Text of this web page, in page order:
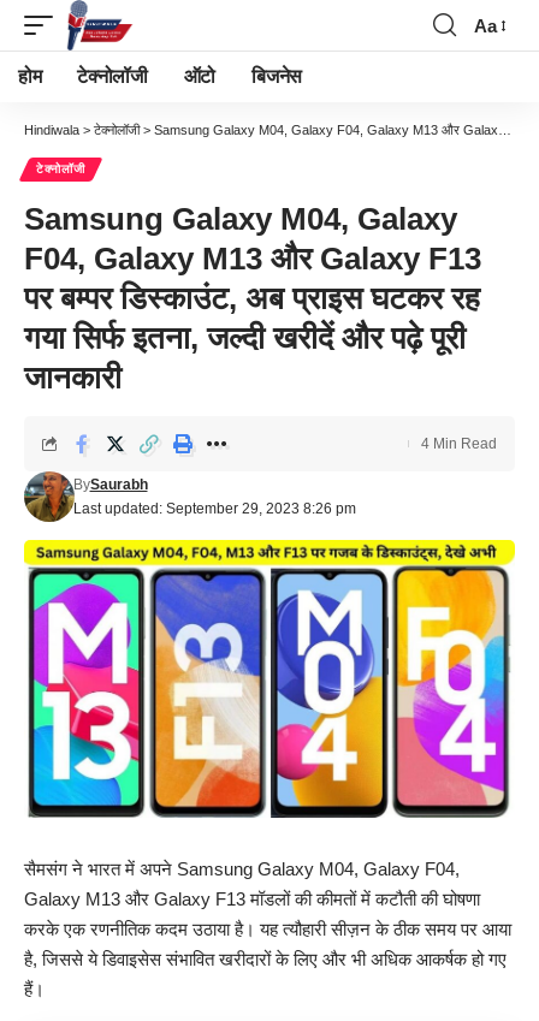
Font
Aa
होम टेक्नोलॉजी ऑटो बिजनेस
Hindiwala > टेक्नोलॉजी> Samsung Galaxy M04, Galaxy F04, Galaxy M13 और Galaxy F13 पर बम्पर डिस्काउंट, अब प्राइस घटकर रह गया सिर्फ इतना, जल्दी खरीदें और पढ़े पूरी जानकारी
टेक्नोलॉजी
Samsung Galaxy M04, Galaxy
F04, Galaxy M13 और Galaxy F13
पर बम्पर डिस्काउंट, अब प्राइस घटकर रह
गया सिर्फ इतना, जल्दी खरीदें और पढ़े पूरी
जानकारी
Last updated: September 29, 2023 8:26 pm
BySaurabh
4 Min Read
सैमसंग ने भारत में अपने Samsung Galaxy M04, Galaxy F04,
Galaxy M13 और Galaxy F13 मॉडलों की कीमतों में कटौती की घोषणा
करके एक रणनीतिक कदम उठाया है। यह त्यौहारी सीज़न के ठीक समय पर आया
है, जिससे ये डिवाइसेस संभावित खरीदारों के लिए और भी अधिक आकर्षक हो गए
हैं।